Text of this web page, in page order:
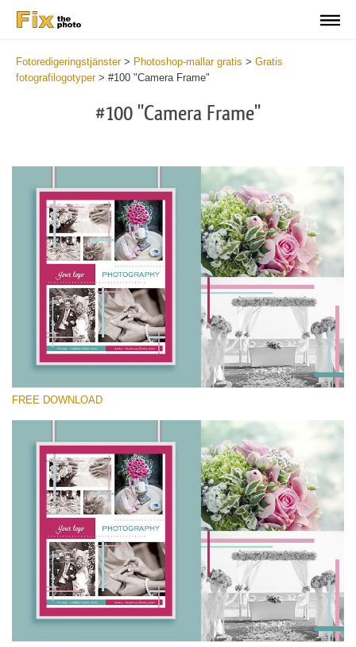
Fotoredigeringstjänster> Photoshop-mallar gratis > Gratis
fotografilogotyper> #100 "Camera Frame"
#100 "Camera Frame"
Please select
Marketing Templates Photography
Free download
FREE DOWNLOAD